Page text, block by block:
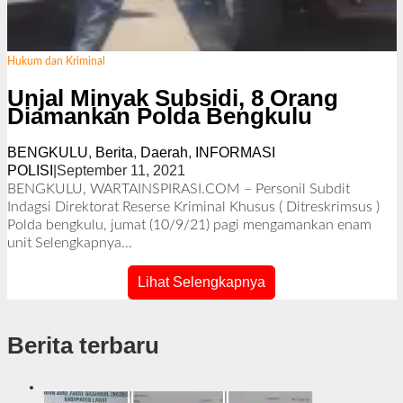
Hukum dan Kriminal
Unjal Minyak Subsidi, 8 Orang
Diamankan Polda Bengkulu
BENGKULU, Berita, Daerah,
INFORMASI
POLISI September 11, 2021
l
e
h
d
a
BENGKULU, WARTAINSPIRASI.COM – Personil Subdit
Indagsi Direktorat Reserse Kriminal Khusus ( Ditreskrimsus )
Polda bengkulu, jumat (10/9/21) pagi mengamankan enam
unit Selengkapnya…
Lihat Selengkapnya
Berita terbaru